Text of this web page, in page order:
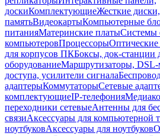
доскиКомплектующиеЖесткие
памятьВидеокартыКомпьютерные
питанияМатеринские платыСистемы
компьютеровПроцессоры
для корпусов ПКБоксы, док-станции
оборудованиеМаршрутизаторы,
доступа, усилители сигнала
адаптерыКоммутаторыСетевые
комплектующиеIP-телефония
переходники сетевыеАнтенны для
связиАксессуары для компьютерной
ноутбуковАксессуары для ноутбуков